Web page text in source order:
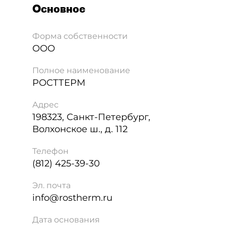
Основное
Форма собственности
ООО
Полное наименование
РОСТТЕРМ
Адрес
198323, Санкт-Петербург,
Волхонское ш., д. 112
Телефон
(812) 425-39-30
Эл. почта
info@rostherm.ru
Дата основания